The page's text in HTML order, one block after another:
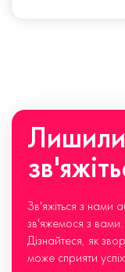
Зв'яжіться з нами
зв'яжемося з вами.
Дізнайтеся, як
може сприяти